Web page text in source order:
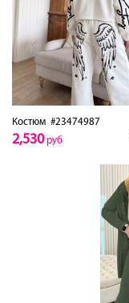
Костюм #23474987
2,530руб